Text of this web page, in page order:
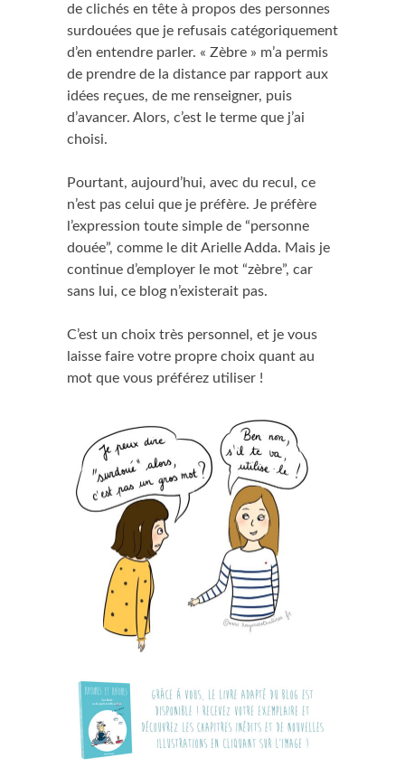
de clichés en tête à propos des personnes
surdouées que je refusais catégoriquement
d’en entendre parler. « Zèbre » m’a permis
de prendre de la distance par rapport aux
idées reçues, de me renseigner, puis
d’avancer. Alors, c’est le terme que j’ai
choisi.
Pourtant, aujourd’hui, avec du recul, ce
n’est pas celui que je préfère. Je préfère
l’expression toute simple de “personne
douée”, comme le dit Arielle Adda. Mais je
continue d’employer le mot “zèbre”, car
sans lui, ce blog n’existerait pas.
C’est un choix très personnel, et je vous
laisse faire votre propre choix quant au
mot que vous préférez utiliser !